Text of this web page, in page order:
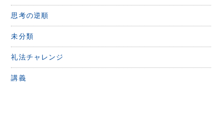
思考の逆順
未分類
礼法チャレンジ
講義